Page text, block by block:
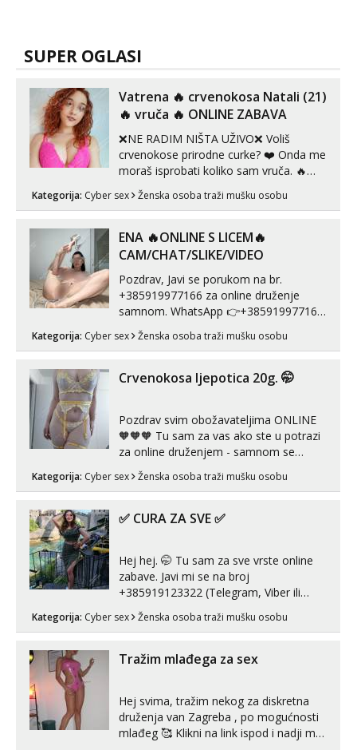
SUPER OGLASI
Vatrena ‎️‍🔥 crvenokosa Natali (21)
‎️‍🔥 vruča‎ ️‍🔥 ONLINE ZABAVA
❌NE RADIM NIŠTA UŽIVO❌ Voliš
crvenokose prirodne curke? ❤️ Onda me
moraš isprobati koliko sam vruča.‎ ️‍🔥
MLADA vražica koja ima 100%
prorodne grudi, 💦 Misli su mi uvijek
U mojoj raznolikoj ponudi možeš
pranaći nešto po svojoj mjeri. Sexi videa
Kategorija: Cyber sex Ženska osoba traži mušku osobu
ENA 🔥ONLINE S LICEM🔥
CAM/CHAT/SLIKE/VIDEO
Pozdrav, Javi se porukom na br.
+385919977166 za online druženje
samnom. WhatsApp 👉+385919977166
Telegram 👉@enafriedrichkis Radim
videopozive s licem, solo i s partnerom,
kombinacije halteri, haljine, štikle,
samostojeće itd. Nudim svakakva videa
Kategorija: Cyber sex Ženska osoba traži mušku osobu
Crvenokosa ljepotica 20g. 🤭
Pozdrav svim obožavateljima ONLINE
🧡🧡🧡 Tu sam za vas ako ste u potrazi
za online druženjem - samnom se
možete zabaviti preko videopoziva, ili
ako vam nisam dovoljna radim i u paru i
😉 Radim i vruća tipkanja uz slike i hot
Kategorija: Cyber sex Ženska osoba traži mušku osobu
✅ CURA ZA SVE ✅
Hej hej. 🤭 Tu sam za sve vrste online
zabave. Javi mi se na broj
+385919123322 (Telegram, Viber ili
Whatsapp). 🤙 NE javljaj se na uzivo.
Hvala.
Kategorija: Cyber sex Ženska osoba traži mušku osobu
Tražim mlađega za sex
Hej svima, tražim nekog za diskretna
druženja van Zagreba , po mogućnosti
mlađeg 🥰 Klikni na link ispod i nadji me